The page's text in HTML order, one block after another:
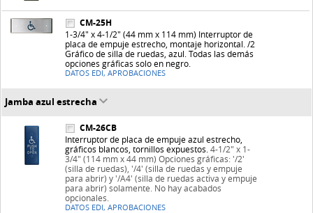
CM-25H
1-3/4" x 4-1/2" (44 mm x 114 mm) Interruptor de
placa de empuje estrecho, montaje horizontal. /2
Gráfico de silla de ruedas, azul. Todas las demás
opciones gráficas solo en negro.
DATOS EDI, APROBACIONES
Jamba azul estrecha
CM-26CB
Interruptor de placa de empuje azul estrecho,
gráficos blancos, tornillos expuestos. 4-1/2" x 1-
3/4" (114 mm x 44 mm) Opciones gráficas: '/2'
(silla de ruedas), '/4' (silla de ruedas y empuje
para abrir) y '/A4' (silla de ruedas activa y empuje
para abrir) solamente. No hay acabados
opcionales.
DATOS EDI, APROBACIONES